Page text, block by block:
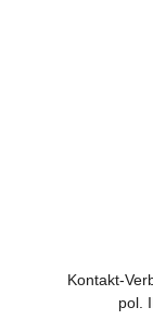
Kontakt-
pol.